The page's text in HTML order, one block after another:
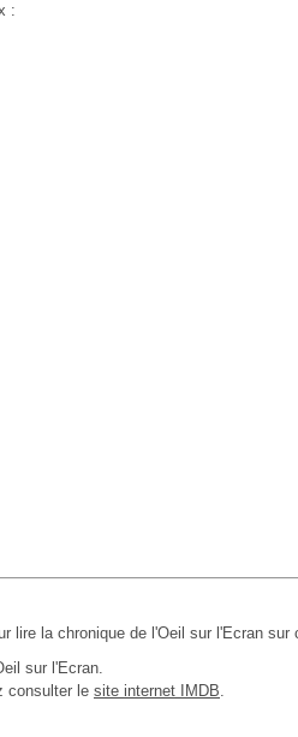
:
lire la chronique de l'Oeil sur l'Ecran sur
sur l'Ecran.
consulter le site internet IMDB.